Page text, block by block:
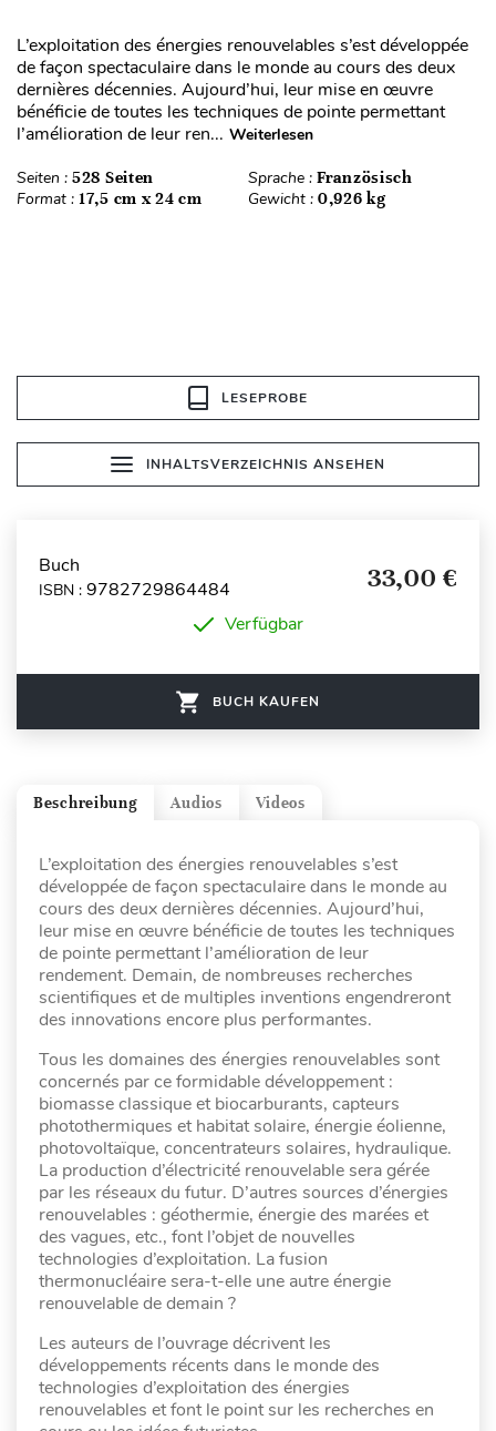
L’exploitation des énergies renouvelables s’est développée
de façon spectaculaire dans le monde au cours des deux
dernières décennies. Aujourd’hui, leur mise en œuvre
bénéficie de toutes les techniques de pointe permettant
l’amélioration de leur ren... Weiterlesen
Seiten : 528 Seiten Sprache : Französisch
Format : 17,5 cm x 24 cm Gewicht : 0,926 kg
LESEPROBE
INHALTSVERZEICHNIS ANSEHEN
Buch
ISBN : 9782729864484 33,00 €
Verfügbar
BUCH KAUFEN
Videos
Audios
Beschreibung
L’exploitation des énergies renouvelables s’est
développée de façon spectaculaire dans le monde au
cours des deux dernières décennies. Aujourd’hui,
leur mise en œuvre bénéficie de toutes les techniques
de pointe permettant l’amélioration de leur
rendement. Demain, de nombreuses recherches
scientifiques et de multiples inventions engendreront
des innovations encore plus performantes.
Tous les domaines des énergies renouvelables sont
concernés par ce formidable développement :
biomasse classique et biocarburants, capteurs
photothermiques et habitat solaire, énergie éolienne,
photovoltaïque, concentrateurs solaires, hydraulique.
La production d’électricité renouvelable sera gérée
par les réseaux du futur. D’autres sources d’énergies
renouvelables : géothermie, énergie des marées et
des vagues, etc., font l’objet de nouvelles
technologies d’exploitation. La fusion
thermonucléaire sera-t-elle une autre énergie
renouvelable de demain ?
Les auteurs de l’ouvrage décrivent les
développements récents dans le monde des
technologies d’exploitation des énergies
renouvelables et font le point sur les recherches en